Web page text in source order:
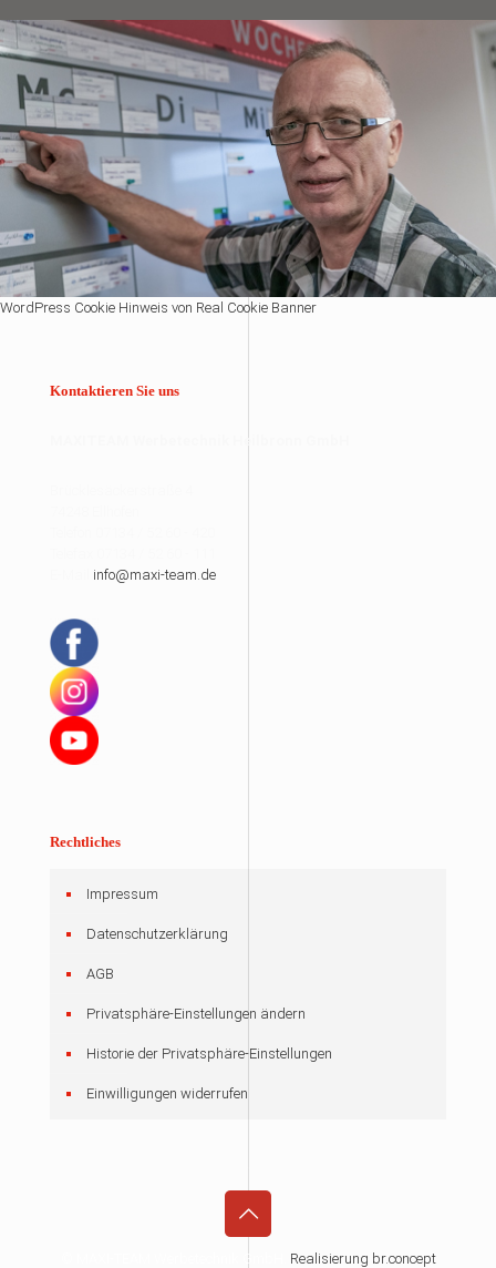
Kontaktieren Sie uns
MAXITEAM Werbetechnik Heilbronn GmbH
info@maxi-team.de
Rechtliches
Impressum
Datenschutzerklärung
AGB
Privatsphäre-Einstellungen ändern
Historie der Privatsphäre-Einstellungen
Einwilligungen widerrufen
© MAXI-TEAM Werbetechnik GmbH. Realisierung br.concept
WordPress Cookie Hinweis von Real Cookie Banner